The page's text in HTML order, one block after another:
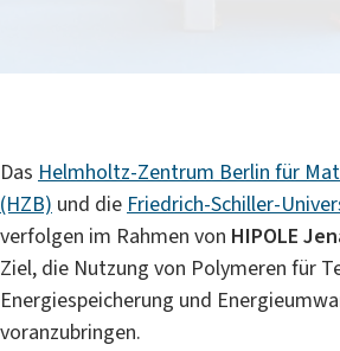
Das Helmholtz-Zentrum Berlin für
(HZB) und dieFriedrich-Schiller-
verfolgen im Rahmen von HIPOLE
Ziel, die Nutzung von Polymeren für
Energiespeicherung und
voranzubringen.